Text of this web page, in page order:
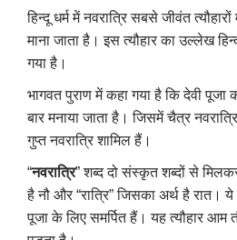
हिन्दू धर्म में नवरात्रि सबसे जीवंत
माना जाता है। इस त्यौहार का उल्लेख
गया है।
भागवत पुराण में कहा गया है कि देवी पूजा
बार मनाया जाता है। जिसमें चैत्र नवरात्रि
गुप्त नवरात्रि शामिल हैं।
“नवरात्रि” शब्द दो संस्कृत शब्दों से
है नौ और “रात्रि” जिसका अर्थ है रात। ये
पूजा के लिए समर्पित हैं। यह त्यौहार आम